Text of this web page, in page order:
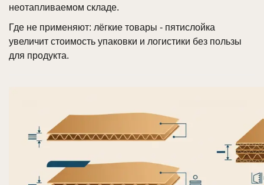
неотапливаемом складе.
Где не применяют: лёгкие товары - пятислойка
увеличит стоимость упаковки и логистики без пользы
для продукта.